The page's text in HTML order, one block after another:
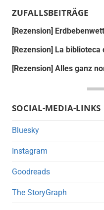
ZUFALLSBEITRÄGE
[Rezension]
[Rezension] La
[Rezension] Alles ganz
SOCIAL-MEDIA-LINKS
Bluesky
Instagram
Goodreads
The StoryGraph